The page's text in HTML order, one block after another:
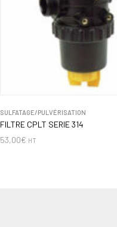
SULFATAGE/PULVÉRISATION
FILTRE CPLT SERIE 314
53,00€ HT